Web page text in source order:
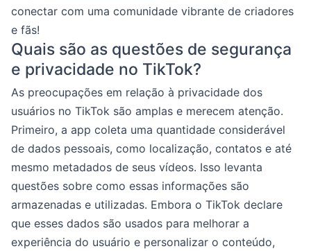
conectar com uma comunidade vibrante de criadores
e fãs!
Quais são as questões de segurança
e privacidade no TikTok?
As preocupações em relação à privacidade dos
usuários no TikTok são amplas e merecem atenção.
Primeiro, a app coleta uma quantidade considerável
de dados pessoais, como localização, contatos e até
mesmo metadados de seus vídeos. Isso levanta
questões sobre como essas informações são
armazenadas e utilizadas. Embora o TikTok declare
que esses dados são usados para melhorar a
experiência do usuário e personalizar o conteúdo,